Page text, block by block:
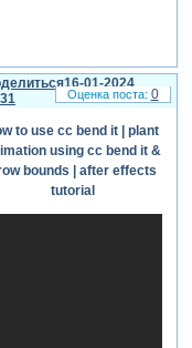
4: применение
кадров для
слой с
цветочка и
окно "transform".
ключевые кадры
параметров, которые
16-01-2024
to use cc bend it | plant
using cc bend it &
bounds | after effects
tutorial
0